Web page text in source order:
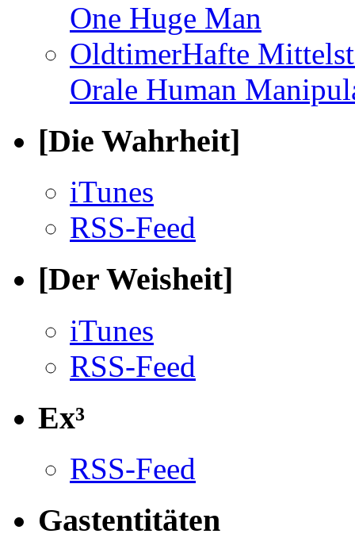
One Huge Man
OldtimerHafte
Orale Human
[Die Wahrheit]
iTunes
RSS-Feed
[Der Weisheit]
iTunes
RSS-Feed
Ex³
RSS-Feed
Gastentitäten